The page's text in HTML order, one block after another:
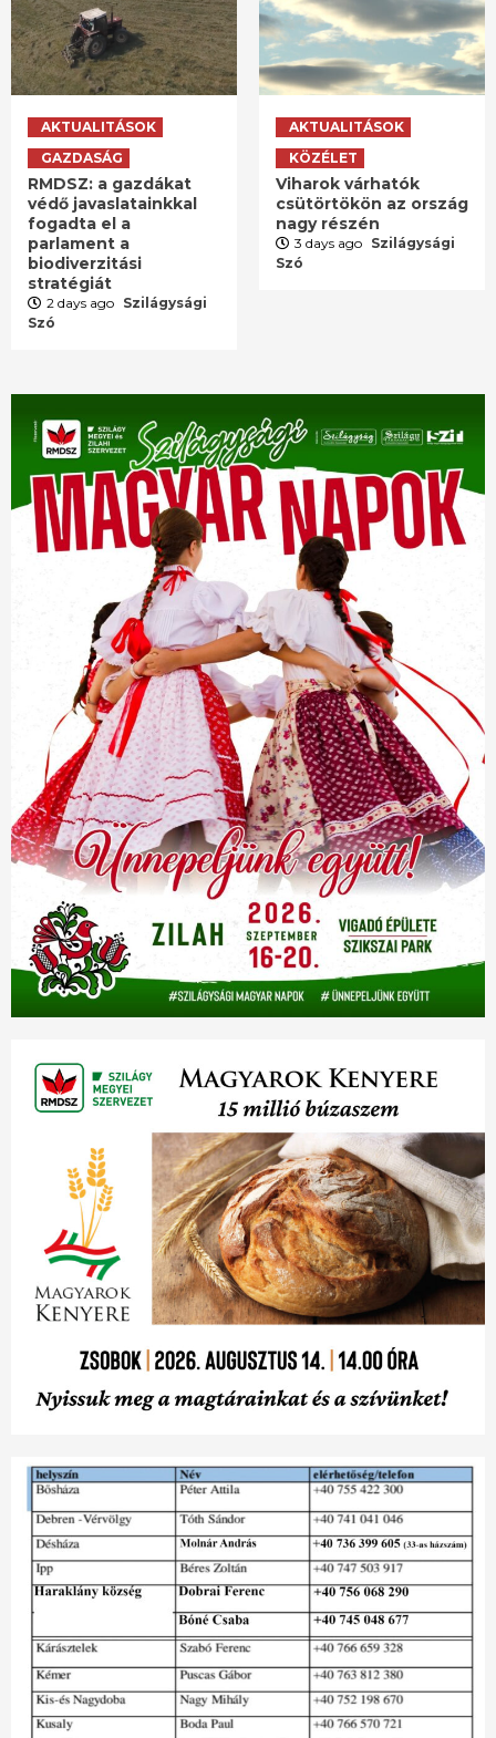
AKTUALITÁSOK
GAZDASÁG
RMDSZ: a gazdákat
védő javaslatainkkal
fogadta el a
parlament a
biodiverzitási
stratégiát
2 days ago Szilágysági
Szó
AKTUALITÁSOK
KÖZÉLET
Viharok várhatók
csütörtökön az ország
nagy részén
3 days ago Szilágysági
Szó